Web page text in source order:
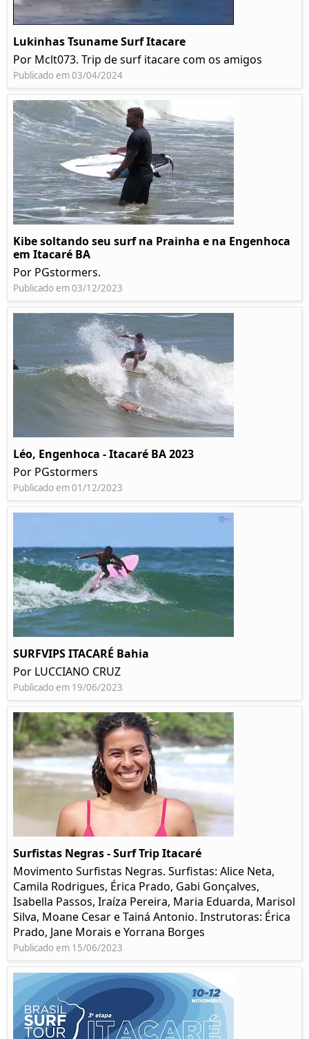
Lukinhas Tsuname Surf Itacare
Por Mclt073. Trip de surf itacare com os amigos
Publicado em 03/04/2024
Kibe soltando seu surf na Prainha e na Engenhoca
em Itacaré BA
Por PGstormers.
Publicado em 03/12/2023
Léo, Engenhoca - Itacaré BA 2023
Por PGstormers
Publicado em 01/12/2023
SURFVIPS ITACARÉ Bahia
Por LUCCIANO CRUZ
Publicado em 19/06/2023
Surfistas Negras - Surf Trip Itacaré
Movimento Surfistas Negras. Surfistas: Alice Neta,
Camila Rodrigues, Érica Prado, Gabi Gonçalves,
Isabella Passos, Iraíza Pereira, Maria Eduarda, Marisol
Silva, Moane Cesar e Tainá Antonio. Instrutoras: Érica
Prado, Jane Morais e Yorrana Borges
Publicado em 15/06/2023